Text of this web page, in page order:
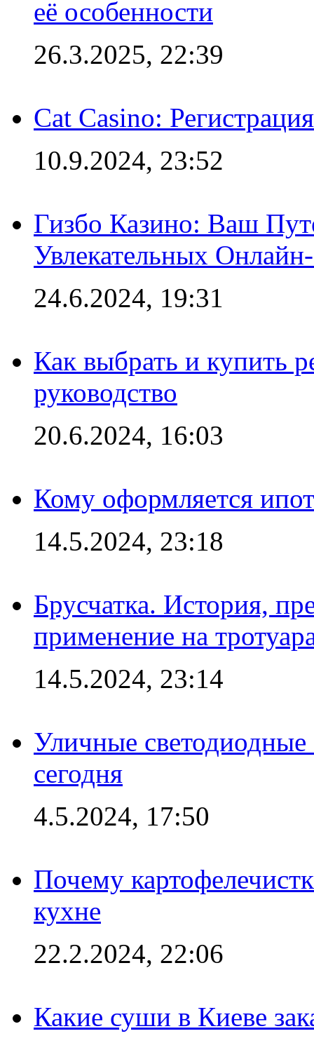
её особенности
26.3.2025, 22:39
Cat Casino:
10.9.2024, 23:52
Гизбо Казино: Ваш
Увлекательных
24.6.2024, 19:31
Как выбрать и купить
руководство
20.6.2024, 16:03
Кому оформляется
14.5.2024, 23:18
Брусчатка. История,
применение на
14.5.2024, 23:14
Уличные
сегодня
4.5.2024, 17:50
Почему
кухне
22.2.2024, 22:06
Какие суши в Киеве